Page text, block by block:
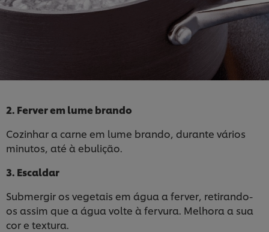
2. Ferver em lume brando
Cozinhar a carne em lume brando, durante vários
minutos, até à ebulição.
3. Escaldar
Submergir os vegetais em água a ferver, retirando-
os assim que a água volte à fervura. Melhora a sua
cor e textura.